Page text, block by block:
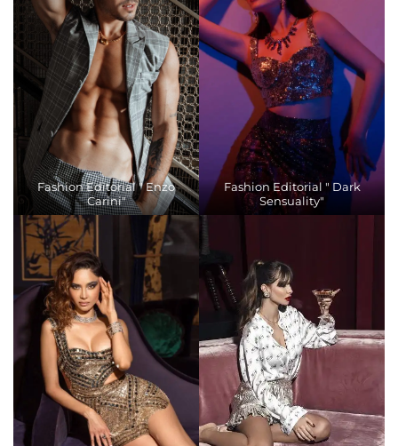
Fashion Editorial " Enzo
Carini"
Fashion Editorial " Dark
Sensuality"